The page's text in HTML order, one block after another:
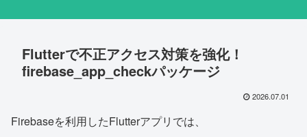
Flutterで不正アクセス対策を強化！
firebase_app_checkパッケージ
2026.07.01
Firebaseを利用したFlutterアプリでは、